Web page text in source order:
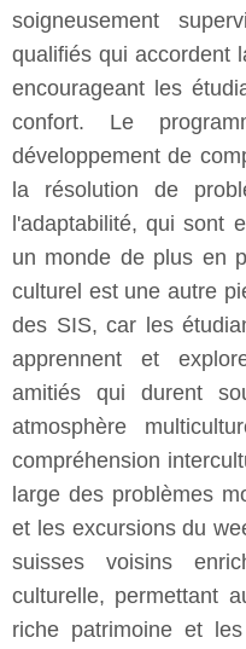
soigneusement
qualifiés qui accordent
encourageant les
confort. Le
développement de
la résolution de
l'adaptabilité, qui sont
un monde de plus en
culturel est une autre
des SIS, car les
apprennent et
amitiés qui durent
atmosphère
compréhension
large des problèmes
et les excursions du
suisses voisins
culturelle, permettant
riche patrimoine et